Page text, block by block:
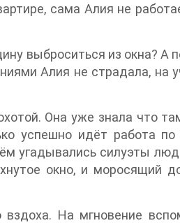
сама Алия не
выброситься из окна?
Алия не страдала, на
Она уже знала что
успешно идёт работа
угадывались силуэты
окно, и моросящий
На мгновение